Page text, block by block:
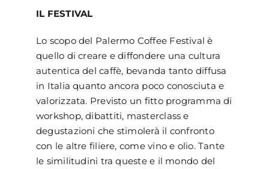
IL FESTIVAL
Lo scopo del Palermo Coffee Festival è
quello di creare e diffondere una cultura
autentica del caffè, bevanda tanto diffusa
in Italia quanto ancora poco conosciuta e
valorizzata. Previsto un fitto programma di
workshop, dibattiti, masterclass e
degustazioni che stimolerà il confronto
con le altre filiere, come vino e olio. Tante
le similitudini tra queste e il mondo del